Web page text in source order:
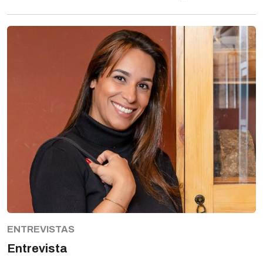
ENTREVISTAS
Entrevista